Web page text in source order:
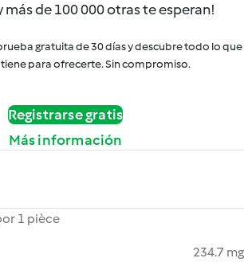
más de 100 000 otras te esperan!
gratuita de 30 días y descubre todo lo que
para ofrecerte. Sin compromiso.
Registrarse gratis
Más información
1 pièce
234.7 mg